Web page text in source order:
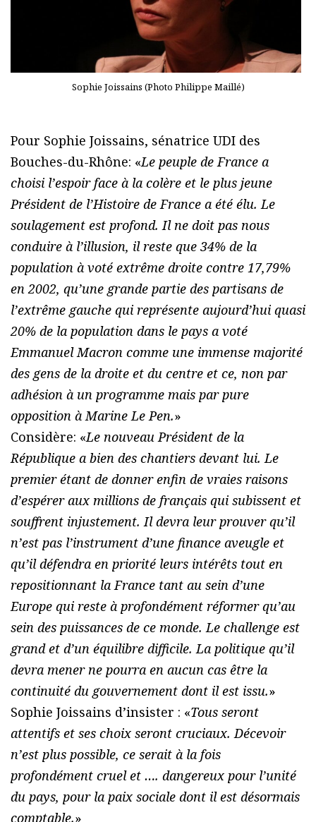
Sophie Joissains (Photo Philippe Maillé)
Pour Sophie Joissains, sénatrice UDI des
Bouches-du-Rhône: «Le peuple de France a
choisi l’espoir face à la colère et le plus jeune
Président de l’Histoire de France a été élu. Le
soulagement est profond. Il ne doit pas nous
conduire à l’illusion, il reste que 34% de la
population à voté extrême droite contre 17,79%
en 2002, qu’une grande partie des partisans de
l’extrême gauche qui représente aujourd’hui quasi
20% de la population dans le pays a voté
Emmanuel Macron comme une immense majorité
des gens de la droite et du centre et ce, non par
adhésion à un programme mais par pure
opposition à Marine Le Pen.»
Considère: «Le nouveau Président de la
République a bien des chantiers devant lui. Le
premier étant de donner enfin de vraies raisons
d’espérer aux millions de français qui subissent et
souffrent injustement. Il devra leur prouver qu’il
n’est pas l’instrument d’une finance aveugle et
qu’il défendra en priorité leurs intérêts tout en
repositionnant la France tant au sein d’une
Europe qui reste à profondément réformer qu’au
sein des puissances de ce monde. Le challenge est
grand et d’un équilibre difficile. La politique qu’il
devra mener ne pourra en aucun cas être la
continuité du gouvernement dont il est issu.»
Sophie Joissains d’insister : «Tous seront
attentifs et ses choix seront cruciaux. Décevoir
n’est plus possible, ce serait à la fois
profondément cruel et …. dangereux pour l’unité
du pays, pour la paix sociale dont il est désormais
comptable.»